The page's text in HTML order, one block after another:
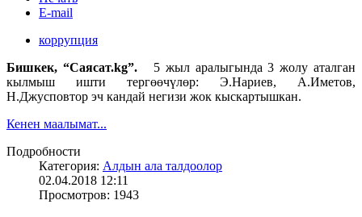
E-mail
коррупция
Бишкек, “Саясат.kg”.5 жыл аралыгында 3 жолу аталган
кылмыш ишти тергөөчүлөр: Э.Нариев, А.Иметов,
Н.Джусповтор эч кандай негизи жок кыскартышкан.
Кенен маалымат...
Подробности
Категория: Алдын ала талдоолор
02.04.2018 12:11
Просмотров: 1943